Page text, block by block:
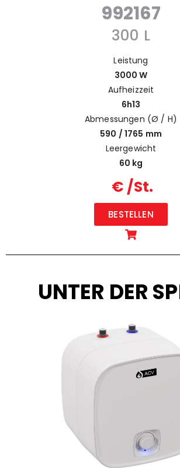
992167
300 L
Leistung
3000 W
Aufheizzeit
6h13
Abmessungen (Ø / H)
590 / 1765 mm
Leergewicht
60 kg
€ /St.
BESTELLEN
UNTER DER